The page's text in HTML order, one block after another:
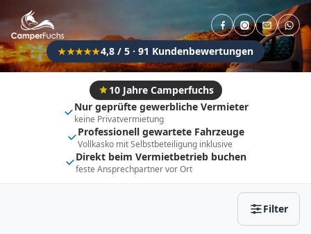
★★★★★4,8 / 5 · 91 Kundenbewertungen
10 Jahre Camperfuchs
Nur geprüfte gewerbliche Vermieter
keine Privatvermietung
Professionell gewartete Fahrzeuge
Vollkasko mit Selbstbeteiligung inklusive
Direkt beim Vermietbetrieb buchen
feste Ansprechpartner vor Ort
Filter
Flexibel (±3 Tage) Anhängerkupplung
Fahrzeugtyp
Vollintegriert Kastenwagen
Alkoven Teil-Integriert
Wohnwagen